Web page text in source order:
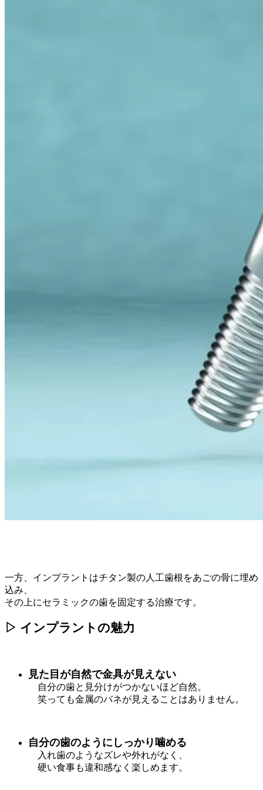
一方、インプラントはチタン製の人工歯根をあごの骨に埋め
込み、
その上にセラミックの歯を固定する治療です。
▷ インプラントの魅力
見た目が自然で金具が見えない
自分の歯と見分けがつかないほど自然。
笑っても金属のバネが見えることはありません。
自分の歯のようにしっかり噛める
入れ歯のようなズレや外れがなく、
硬い食事も違和感なく楽しめます。